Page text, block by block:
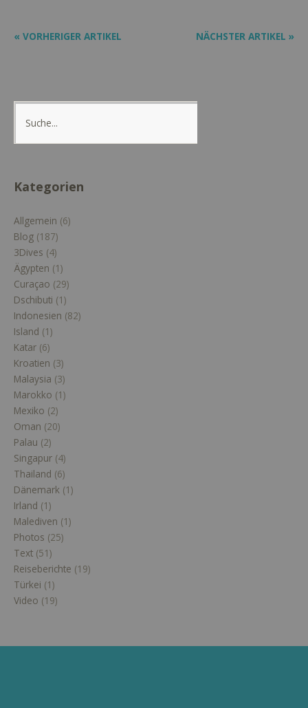
NÄCHSTER ARTIKEL »
« VORHERIGER ARTIKEL
Kategorien
Allgemein (6)
Blog (187)
3Dives (4)
Ägypten (1)
Curaçao (29)
Dschibuti (1)
Indonesien (82)
Island (1)
Katar (6)
Kroatien (3)
Malaysia (3)
Marokko (1)
Mexiko (2)
Oman (20)
Palau (2)
Singapur (4)
Thailand (6)
Dänemark (1)
Irland (1)
Malediven (1)
Photos (25)
Text (51)
Reiseberichte (19)
Türkei (1)
Video (19)